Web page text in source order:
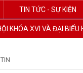
TIN TỨC - SỰ KIỆN
KHÓA XVI VÀ ĐẠI